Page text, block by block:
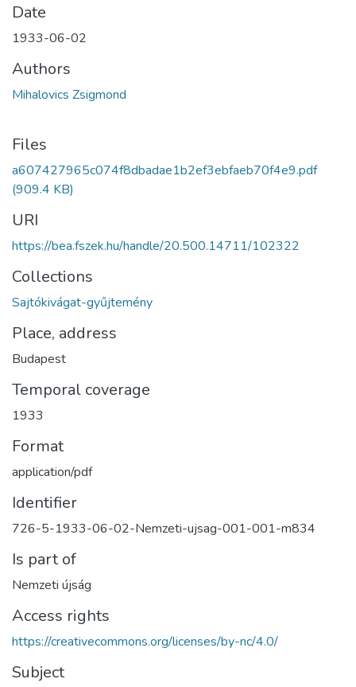
Date
1933-06-02
Authors
Mihalovics Zsigmond
Files
a607427965c074f8dbadae1b2ef3ebfaeb70f4e9.pdf
(909.4 KB)
URI
https://bea.fszek.hu/handle/20.500.14711/102322
Collections
Sajtókivágat-gyűjtemény
Place, address
Budapest
Temporal coverage
1933
Format
application/pdf
Identifier
726-5-1933-06-02-Nemzeti-ujsag-001-001-m834
Is part of
Nemzeti újság
Access rights
https://creativecommons.org/licenses/by-nc/4.0/
Subject